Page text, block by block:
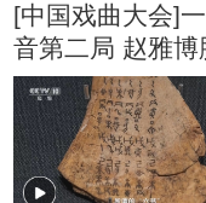
[中国戏曲大会]
音第二局 赵雅博